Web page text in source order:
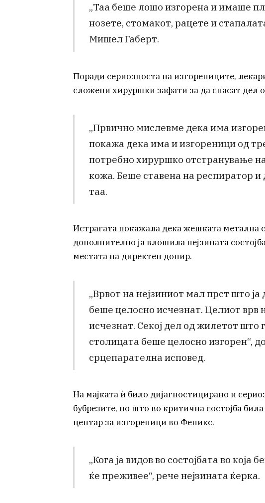
„Таа беше лошо изгорена и имаше
нозете, стомакот, рацете и
Мишел Габерт.
Поради сериозноста на изгорениците,
сложени хируршки зафати за да спасат дел
„Првично мислевме дека има
покажа дека има и изгореници од
потребно хируршко отстранување
кожа. Беше ставена на респиратор
таа.
Истрагата покажала дека жешката метална
дополнително ја влошила нејзината
местата на директен допир.
„Врвот на нејзиниот мал прст што
беше целосно исчезнат. Целиот врв
исчезнат. Секој дел од жилетот
столицата беше целосно изгорен“,
срцепарателна исповед.
На мајката ѝ било дијагностицирано и
бубрезите, по што во критична состојба
центар за изгореници во Феникс.
„Кога ја видов во состојбата во
ќе преживее“, рече нејзината ќерка.